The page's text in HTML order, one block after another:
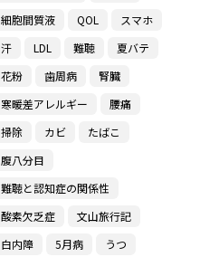
細胞間質液
QOL
スマホ
汗
LDL 難聴
夏バテ
花粉
歯周病
腎臓
寒暖差アレルギー
腰痛
掃除
カビ
たばこ
腹八分目
難聴と認知症の関係性
酸素欠乏症
文山旅行記
白内障
5月病
うつ